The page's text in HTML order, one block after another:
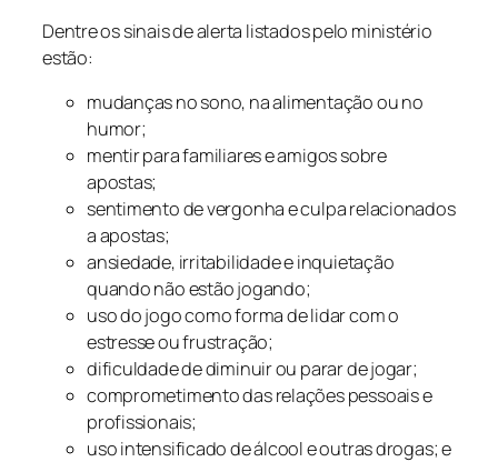
Dentre os sinais de alerta listados pelo ministério
estão:
mudanças no sono, na alimentação ou no
humor;
mentir para familiares e amigos sobre
apostas;
sentimento de vergonha e culpa relacionados
a apostas;
ansiedade, irritabilidade e inquietação
quando não estão jogando;
uso do jogo como forma de lidar com o
estresse ou frustração;
dificuldade de diminuir ou parar de jogar;
comprometimento das relações pessoais e
profissionais;
uso intensificado de álcool e outras drogas; e